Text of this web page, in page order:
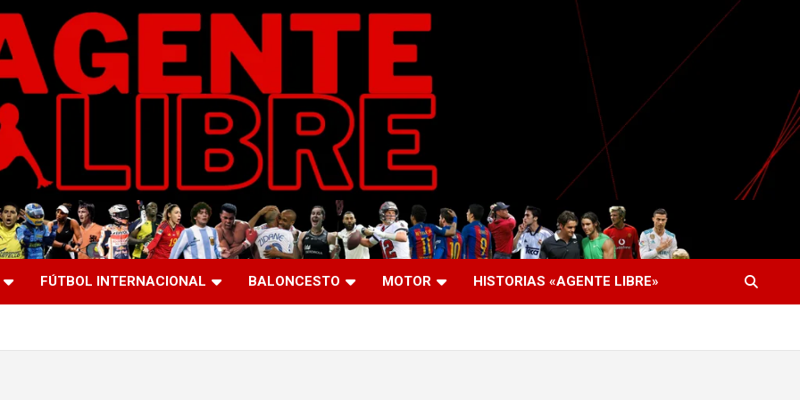
FÚTBOL INTERNACIONAL BALONCESTO MOTOR HISTORIAS «AGENTE LIBRE»